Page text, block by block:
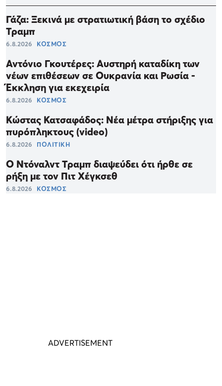
Γάζα: Ξεκινά με στρατιωτική βάση το σχέδιο
Τραμπ
6.8.2026 ΚΟΣΜΟΣ
Αντόνιο Γκουτέρες: Αυστηρή καταδίκη των
νέων επιθέσεων σε Ουκρανία και Ρωσία -
Έκκληση για εκεχειρία
6.8.2026 ΚΟΣΜΟΣ
Κώστας Κατσαφάδος: Νέα μέτρα στήριξης για
πυρόπληκτους (video)
6.8.2026 ΠΟΛΙΤΙΚΗ
Ο Ντόναλντ Τραμπ διαψεύδει ότι ήρθε σε
ρήξη με τον Πιτ Χέγκσεθ
6.8.2026 ΚΟΣΜΟΣ